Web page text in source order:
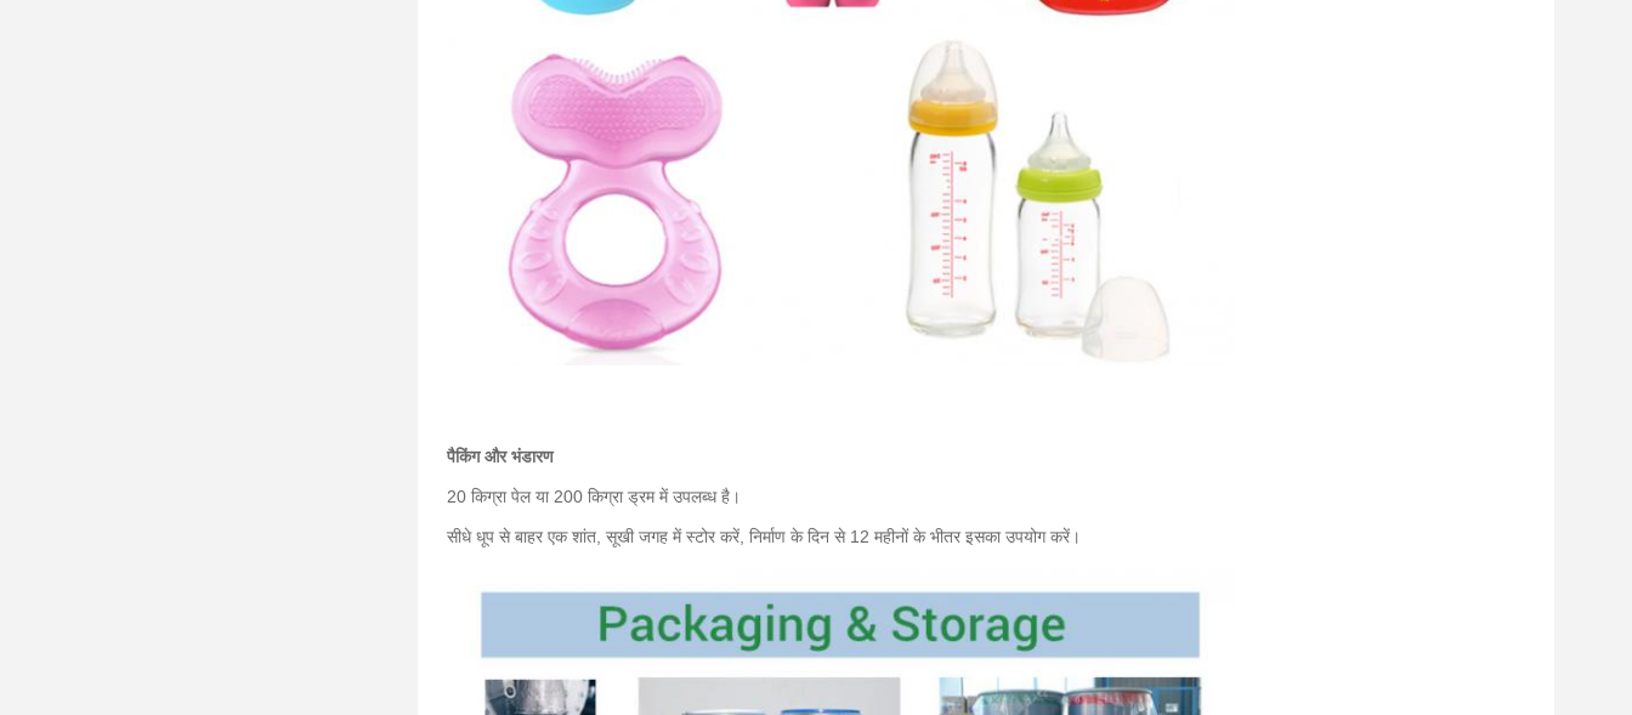
पैकिंग और भंडारण
20 किग्रा पेल या 200 किग्रा ड्रम में उपलब्ध है।
सीधे धूप से बाहर एक शांत, सूखी जगह में स्टोर करें, निर्माण के दिन से 12 महीनों के भीतर इसका उपयोग करें।